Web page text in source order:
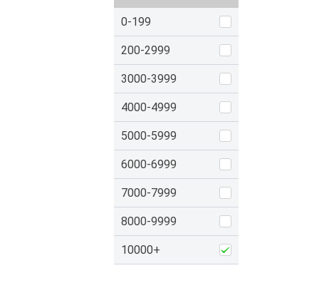
0-199
200-2999
3000-3999
4000-4999
5000-5999
6000-6999
7000-7999
8000-9999
10000+